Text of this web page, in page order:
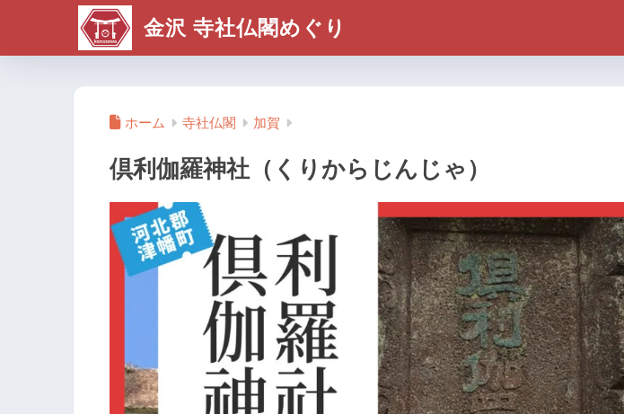
金沢 寺社仏閣めぐり
ホーム 寺社仏閣 加賀
倶利伽羅神社（くりからじんじゃ）